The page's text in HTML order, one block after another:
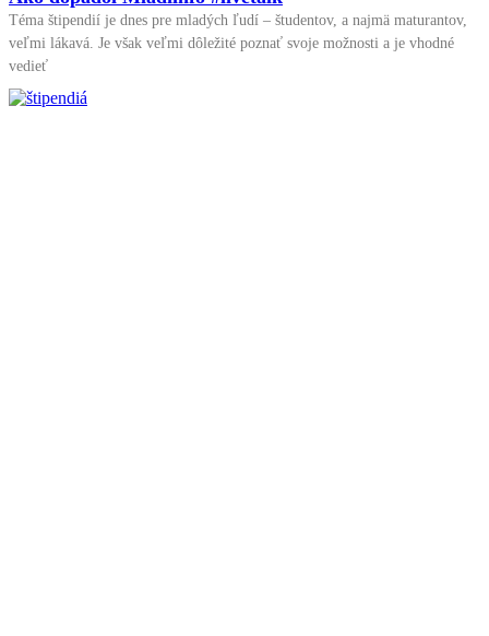
Téma štipendií je dnes pre mladých ľudí – študentov, a najmä maturantov,
veľmi lákavá. Je však veľmi dôležité poznať svoje možnosti a je vhodné
vedieť